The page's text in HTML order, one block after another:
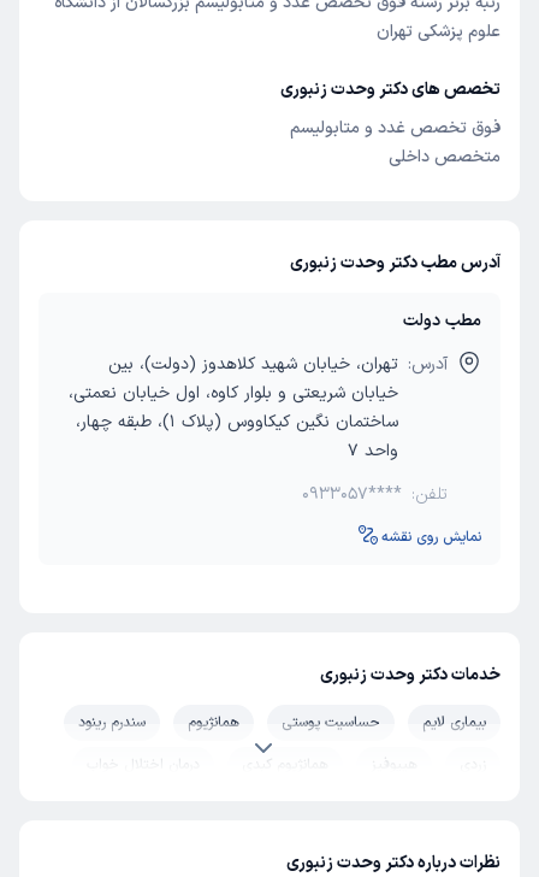
علوم پزشکی تهران
تخصص های دکتر وحدت زنبوری
فوق تخصص غدد و متابولیسم
متخصص داخلی
آدرس مطب دکتر وحدت زنبوری
مطب دولت
آدرس: تهران، خیابان شهید کلاهدوز (دولت)، بین
خیابان شریعتی و بلوار کاوه، اول خیابان نعمتی،
ساختمان نگین کیکاووس (پلاک 1)، طبقه چهار،
واحد 7
تلفن: 0933057****
نمایش روی نقشه
خدمات دکتر وحدت زنبوری
بیماری لایم حساسیت پوستی همانژیوم
سندرم رینود
هیپوفیز همانژیوم کبدی
درمان اختلال خواب
نفخ شکم
نظرات درباره دکتر وحدت زنبوری